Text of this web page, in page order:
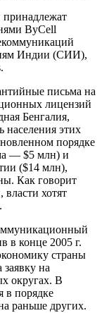
ByCell
Индии (СИИ),
письма на
лицензий
Бенгалия,
населения этих
порядке
— $5 млн) и
($14 млн),
Как говорит
хотят
в конце 2005 г.
страны
на
округах. В
в порядке
раньше других.